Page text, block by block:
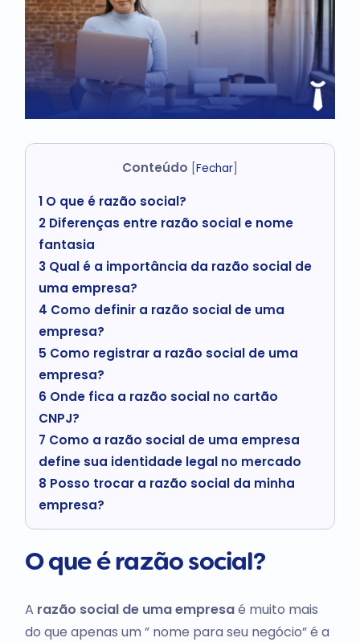
Conteúdo [Fechar]
1O que é razão social?
2Diferenças entre razão social e nome
fantasia
3Qual é a importância da razão social de
uma empresa?
4 Como definir a razão social de uma
empresa?
5 Como registrar a razão social de uma
empresa?
6 Onde fica a razão social no cartão
CNPJ?
7 Como a razão social de uma empresa
define sua identidade legal no mercado
8 Posso trocar a razão social da minha
empresa?
O que é razão social?
A razão social de uma empresaé muito mais
do que apenas um ” nome para seu negócio” é a